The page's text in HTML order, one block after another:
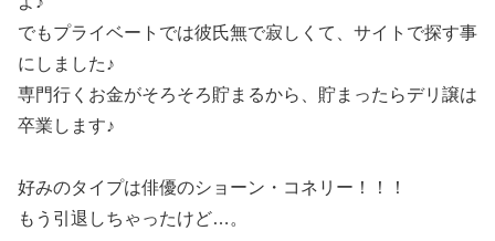
でもプライベートでは彼氏無で寂しくて、サイトで探す事
にしました♪
専門行くお金がそろそろ貯まるから、貯まったらデリ譲は
卒業します♪
好みのタイプは俳優のショーン・コネリー！！！
もう引退しちゃったけど…。